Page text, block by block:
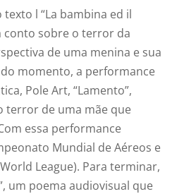
l “La bambina ed il
conto sobre o terror da
de uma menina e sua
momento, a performance
Pole Art, “Lamento”,
terror de uma mãe que
essa performance
Mundial de Aéreos e
League). Para terminar,
um poema audiovisual que